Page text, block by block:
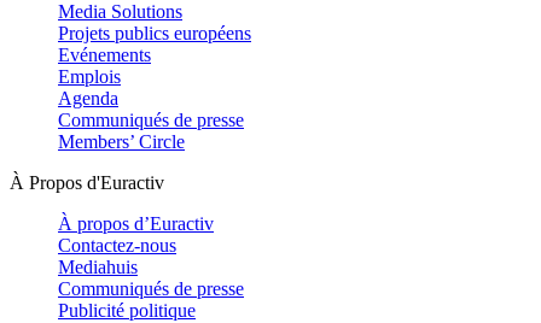
Media Solutions
Projets publics européens
Evénements
Emplois
Agenda
Communiqués de presse
Members’ Circle
À Propos d'Euractiv
À propos d’Euractiv
Contactez-nous
Mediahuis
Communiqués de presse
Publicité politique